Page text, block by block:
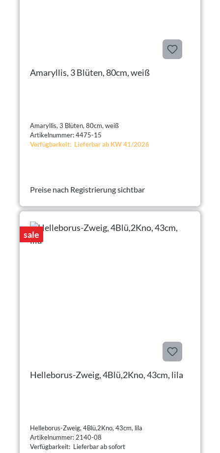
Amaryllis, 3 Blüten, 80cm, weiß
Amaryllis, 3 Blüten, 80cm, weiß
Artikelnummer: 4475-15
Verfügbarkeit: Lieferbar ab KW 41/2026
Preise nach Registrierung sichtbar
sale
Helleborus-Zweig, 4Blü,2Kno, 43cm, lila
Helleborus-Zweig, 4Blü,2Kno, 43cm, lila
Artikelnummer: 2140-08
Verfügbarkeit: Lieferbar ab sofort